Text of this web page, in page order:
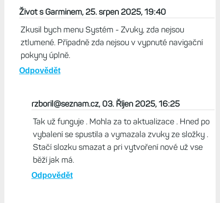
Život s Garminem, 25. srpen 2025, 19:40
Zkusil bych menu Systém - Zvuky, zda nejsou
ztlumené. Případně zda nejsou v vypnuté navigační
pokyny úplně.
Odpovědět
rzboril@seznam.cz, 03. Říjen 2025, 16:25
Tak už funguje . Mohla za to aktualizace . Hned po
vybalení se spustila a vymazala zvuky ze složky .
Stačí slozku smazat a pri vytvoření nové už vse
běží jak má.
Odpovědět